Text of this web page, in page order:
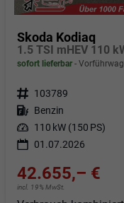
Skoda Kodiaq
sofort lieferbar
Fahrzeugnr. 103789
Kraftstoff Benzin
Leistung 110 kW (150 PS)
01.07.2026
42.655,– €
incl. 19% MwSt.